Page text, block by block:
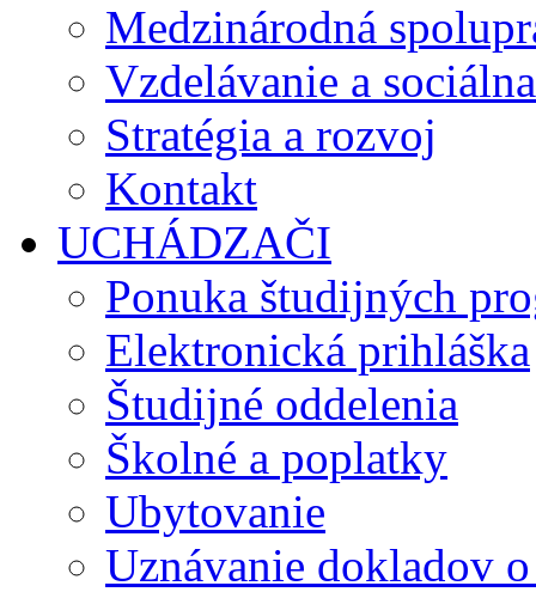
Medzinárodná
Vzdelávanie a
Stratégia a rozvoj
Kontakt
UCHÁDZAČI
Ponuka študijných
Elektronická prihláška
Študijné oddelenia
Školné a poplatky
Ubytovanie
Uznávanie dokladov